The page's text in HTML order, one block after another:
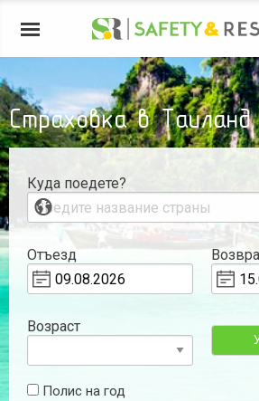
Страховка в Таиланд
Куда поедете?
Отъезд
Возраст
Полис на год